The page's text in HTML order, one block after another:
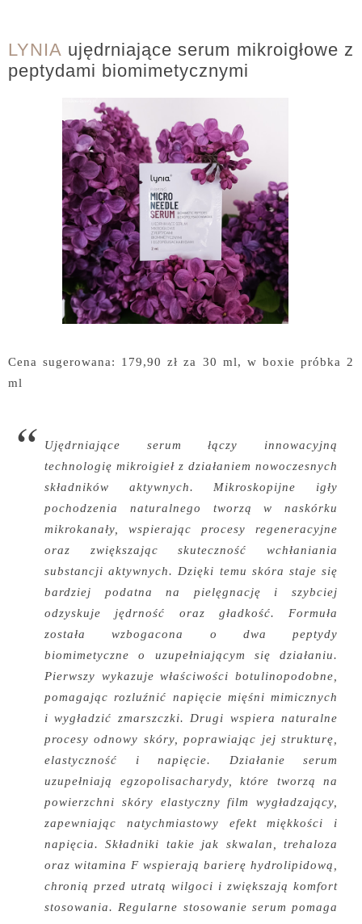
LYNIA ujędrniające serum mikroigłowe z
peptydami biomimetycznymi
Cena sugerowana: 179,90 zł za 30 ml, w boxie próbka 2
ml
Ujędrniające serum łączy innowacyjną
technologię mikroigieł z działaniem nowoczesnych
składników aktywnych. Mikroskopijne igły
pochodzenia naturalnego tworzą w naskórku
mikrokanały, wspierając procesy regeneracyjne
oraz zwiększając skuteczność wchłaniania
substancji aktywnych. Dzięki temu skóra staje się
bardziej podatna na pielęgnację i szybciej
odzyskuje jędrność oraz gładkość. Formuła
została wzbogacona o dwa peptydy
biomimetyczne o uzupełniającym się działaniu.
Pierwszy wykazuje właściwości botulinopodobne,
pomagając rozluźnić napięcie mięśni mimicznych
i wygładzić zmarszczki. Drugi wspiera naturalne
procesy odnowy skóry, poprawiając jej strukturę,
elastyczność i napięcie. Działanie serum
uzupełniają egzopolisacharydy, które tworzą na
powierzchni skóry elastyczny film wygładzający,
zapewniając natychmiastowy efekt miękkości i
napięcia. Składniki takie jak skwalan, trehaloza
oraz witamina F wspierają barierę hydrolipidową,
chronią przed utratą wilgoci i zwiększają komfort
stosowania. Regularne stosowanie serum pomaga